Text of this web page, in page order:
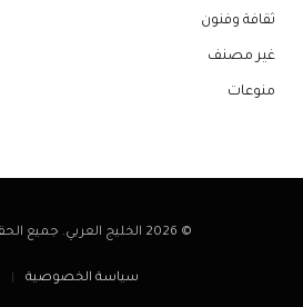
ثقافة وفنون
غير مصنف
منوعات
© 2026 الخليج العربي. جميع الحقوق محفوظة.
سياسة الخصوصية